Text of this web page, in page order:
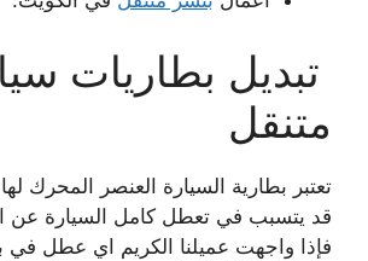
تبديل بطاريات
متنقل
تعتبر بطارية السيارة العنصر المحرك
قد يتسبب في تعطل كامل السيارة عن
فإذا واجهت عميلنا الكريم اي عطل في